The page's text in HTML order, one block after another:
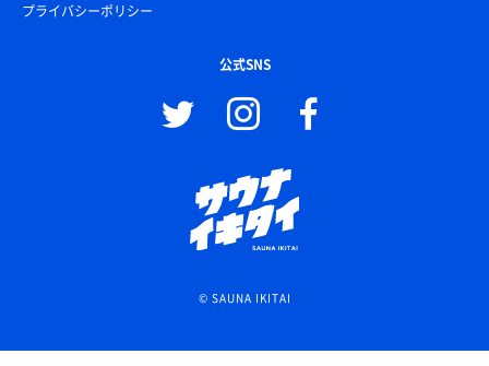
プライバシーポリシー
公式SNS
© SAUNA IKITAI